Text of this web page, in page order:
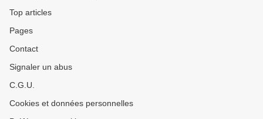
Top articles
Pages
Contact
Signaler un abus
C.G.U.
Cookies et données personnelles